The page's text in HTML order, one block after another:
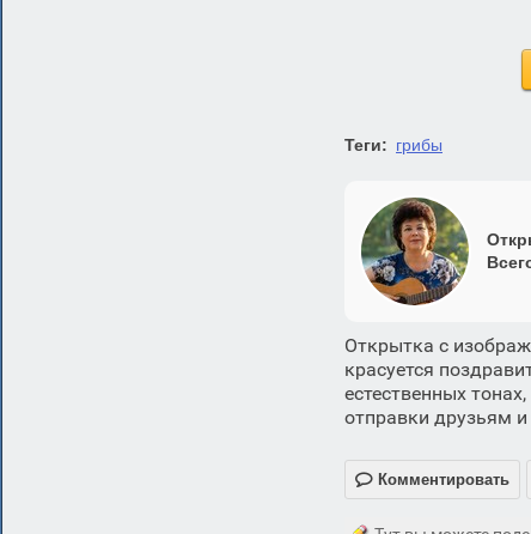
Теги: грибы
Открытка с
красуется
естественных
отправки друзьям
 Комментировать